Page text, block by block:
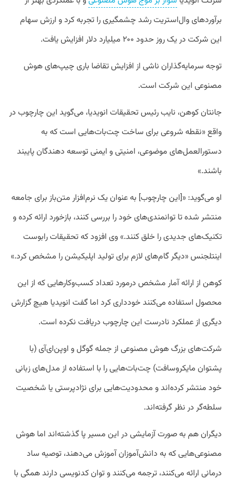
برآورد‌های وال‌استریت رشد چشمگیری را تجربه کرد و ارزش سهام
این شرکت در یک روز حدود ۲۰۰ میلیارد دلار افزایش یافت.
توجه سرمایه‌گذاران ناشی از افزایش تقاضا باری چیپ‌های هوش
مصنوعی این شرکت است.
جانتان کوهن، نایب رئیس تحقیقات انویدیا، می‌گوید این چارچوب در
واقع «نقطه شروعی برای ساخت چت‌بات‌هایی است که به
دستورالعمل‌های موضوعی، امنیتی و ایمنی توسعه دهندگان پایبند
باشند.»
او می‌گوید: «[این چارچوب] به عنوان یک نرم‌افزار متن‌باز برای جامعه
منتشر شده تا توانمندی‌های خود را بررسی کنند، بازخورد ارائه کرده و
تکنیک‌های جدیدی را خلق کنند.» وی افزود که تحقیقات رابوست
اینتلجنس «دیگر گام‌های لازم برای تولید اپلیکیشن را مشخص کرد.»
کوهن از ارائه آمار مشخص درمورد تعداد کسب‌وکارهایی که از این
محصول استفاده می‌کنند خودداری کرد اما گفت انویدیا هیچ گزارش
دیگری از عملکرد نادرست این چارچوب دریافت نکرده است.
شرکت‌های بزرگ هوش مصنوعی از جمله گوگل و اوپن‌ای‌آی (با
پشتوان مایکروسافت) چت‌بات‌هایی را با استفاده از مدل‌های زبانی
خود منتشر کرده‌اند و محدودیت‌هایی برای نژادپرستی یا شخصیت
سلطه‌گر در نظر گرفته‌اند.
دیگران هم به صورت آزمایشی در این مسیر پا گذشته‌اند اما هوش
مصنوعی‌هایی که به دانش‌آموزان آموزش می‌دهند، توصیه ساد
درمانی ارائه می‌کنند، ترجمه می‌کنند و توان کدنویسی دارند همگی با